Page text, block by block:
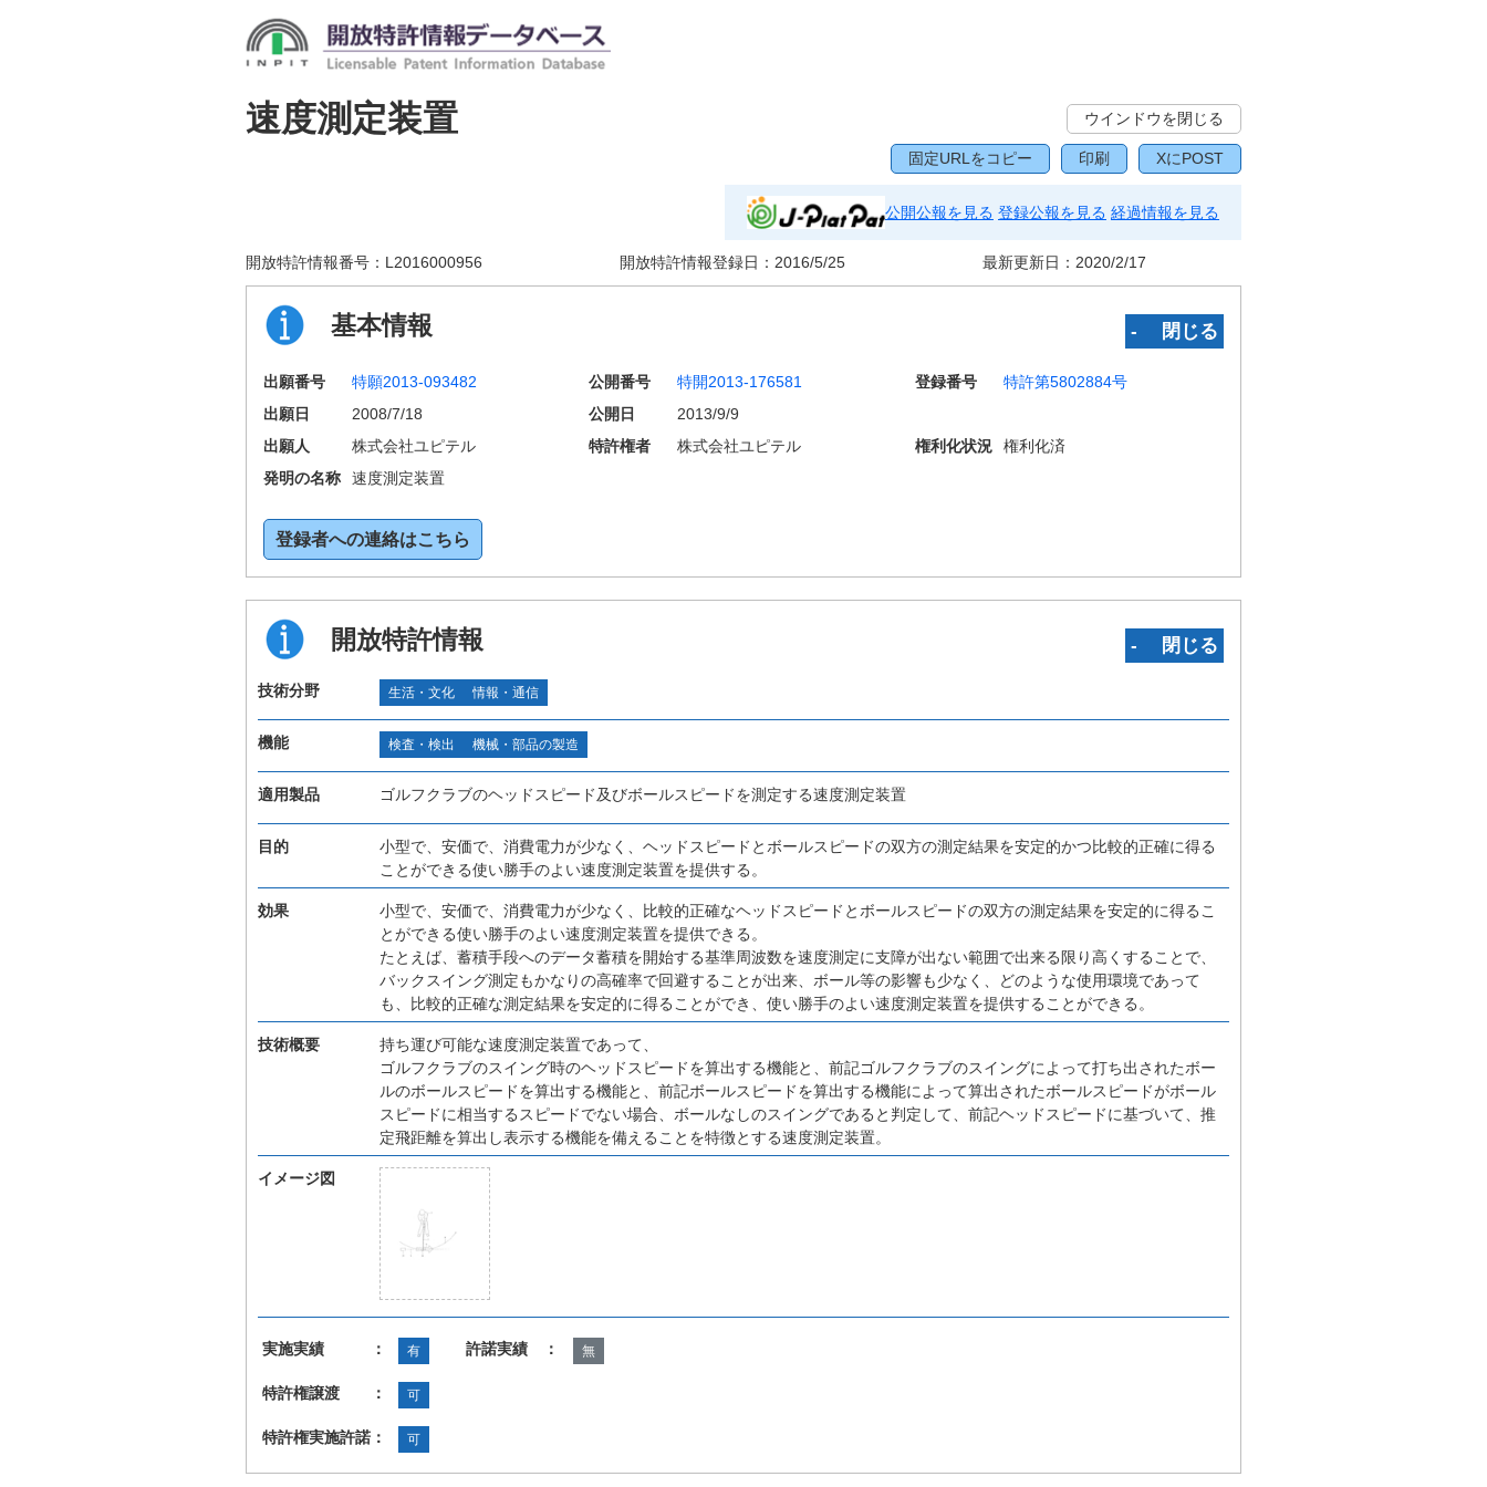
速度測定装置 ウインドウを閉じる
固定URLをコピー 印刷 XにPOST
公開公報を見る 登録公報を見る 経過情報を見る
開放特許情報番号： L2016000956 開放特許情報登録日： 2016/5/25 最新更新日： 2020/2/17
基本情報 ‐ 閉じる
出願番号 特願2013-093482 公開番号 特開2013-176581 登録番号
特許第5802884号
出願日
2008/7/18 公開日
2013/9/9
出願人
株式会社ユピテル 特許権者 株式会社ユピテル 権利化状況
権利化済
発明の名称
速度測定装置
登録者への連絡はこちら
開放特許情報 ‐ 閉じる
技術分野 生活・文化 情報・通信
機能 検査・検出 機械・部品の製造
適用製品 ゴルフクラブのヘッドスピード及びボールスピードを測定する速度測定装置
目的
小型で、安価で、消費電力が少なく、ヘッドスピードとボールスピードの双方の測定結果を安定的かつ比較的正確に得る
ことができる使い勝手のよい速度測定装置を提供する。
効果
小型で、安価で、消費電力が少なく、比較的正確なヘッドスピードとボールスピードの双方の測定結果を安定的に得るこ
とができる使い勝手のよい速度測定装置を提供できる。
たとえば、蓄積手段へのデータ蓄積を開始する基準周波数を速度測定に支障が出ない範囲で出来る限り高くすることで、
バックスイング測定もかなりの高確率で回避することが出来、ボール等の影響も少なく、どのような使用環境であって
も、比較的正確な測定結果を安定的に得ることができ、使い勝手のよい速度測定装置を提供することができる。
技術概要
持ち運び可能な速度測定装置であって、
ゴルフクラブのスイング時のヘッドスピードを算出する機能と、前記ゴルフクラブのスイングによって打ち出されたボー
ルのボールスピードを算出する機能と、前記ボールスピードを算出する機能によって算出されたボールスピードがボール
スピードに相当するスピードでない場合、ボールなしのスイングであると判定して、前記ヘッドスピードに基づいて、推
定飛距離を算出し表示する機能を備えることを特徴とする速度測定装置。
イメージ図
実施実績 ： 有 許諾実績 ： 無
特許権譲渡 ： 可
特許権実施許諾： 可